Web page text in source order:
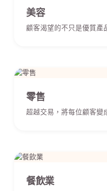
美容
顧客渴望的不只是優質產
零售
超越交易，將每位顧客變
餐飲業